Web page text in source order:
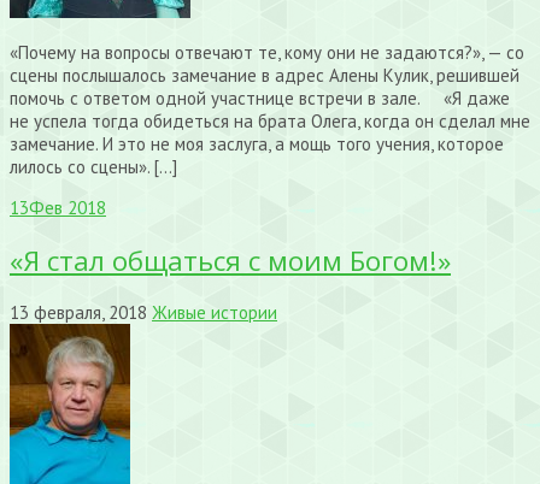
«Почему на вопросы отвечают те, кому они не задаются?», — со
сцены послышалось замечание в адрес Алены Кулик, решившей
помочь с ответом одной участнице встречи в зале. «Я даже
не успела тогда обидеться на брата Олега, когда он сделал мне
замечание. И это не моя заслуга, а мощь того учения, которое
лилось со сцены». […]
13Фев 2018
«Я стал общаться с моим Богом!»
13 февраля, 2018 Живые истории